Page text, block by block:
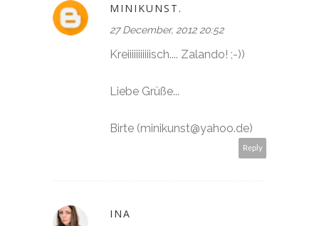
MINIKUNST.
27 December, 2012 20:52
Kreiiiiiiiiiiisch.... Zalando! ;-))
Liebe Grüße...
Birte (minikunst@yahoo.de)
Reply
INA